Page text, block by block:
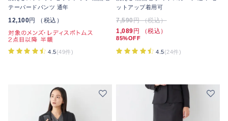
テーパードパンツ 通年
12,100円 （税込）
4.5(49件)
ットアップ着用可
7,590円 （税込）
1,089 円 （税込）
85%OFF
4.5(24件)